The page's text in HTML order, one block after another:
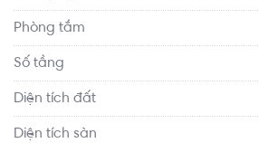
Phòng tắm
Số tầng
Diện tích đất
Diện tích sàn